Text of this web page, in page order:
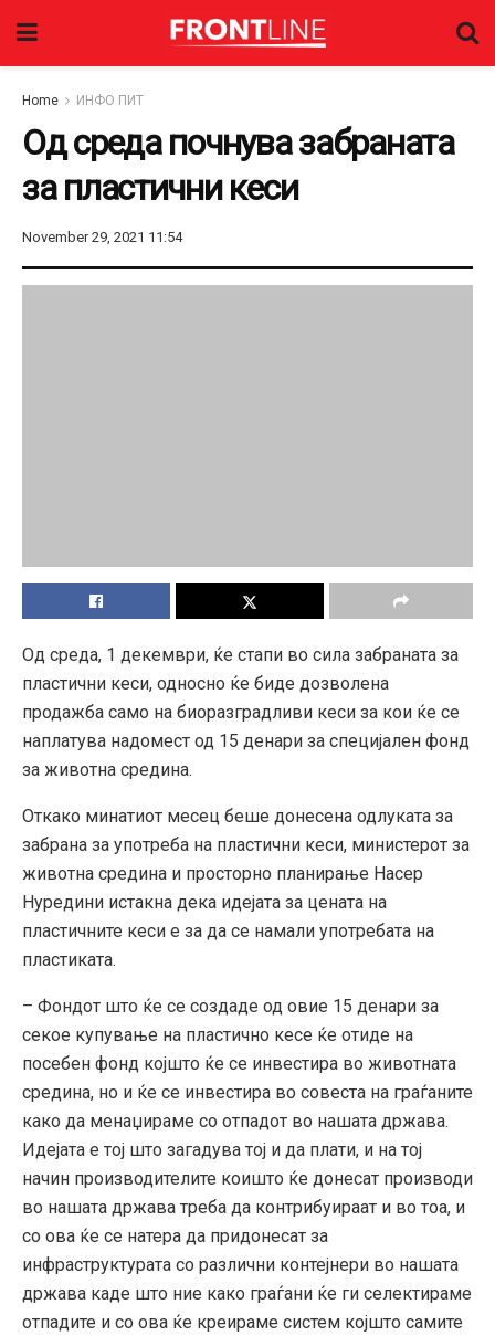
Home ИНФО ПИТ
Од среда почнува забраната
за пластични кеси
November 29, 2021 11:54
Од среда, 1 декември, ќе стапи во сила забраната за
пластични кеси, односно ќе биде дозволена
продажба само на биоразградливи кеси за кои ќе се
наплатува надомест од 15 денари за специјален фонд
за животна средина.
Откако минатиот месец беше донесена одлуката за
забрана за употреба на пластични кеси, министерот за
животна средина и просторно планирање Насер
Нуредини истакна дека идејата за цената на
пластичните кеси е за да се намали употребата на
пластиката.
– Фондот што ќе се создаде од овие 15 денари за
секое купување на пластично кесе ќе отиде на
посебен фонд којшто ќе се инвестира во животната
средина, но и ќе се инвестира во совеста на граѓаните
како да менаџираме со отпадот во нашата држава.
Идејата е тој што загадува тој и да плати, и на тој
начин производителите коишто ќе донесат производи
во нашата држава треба да контрибуираат и во тоа, и
со ова ќе се натера да придонесат за
инфраструктурата со различни контејнери во нашата
држава каде што ние како граѓани ќе ги селектираме
отпадите и со ова ќе креираме систем којшто самите